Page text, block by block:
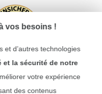
vos besoins !
et d’autres technologies
la sécurité de notre
votre expérience
des contenus